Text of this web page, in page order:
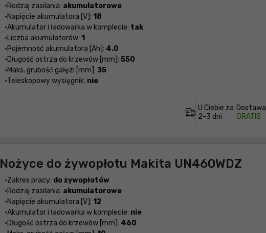
Rodzaj zasilania: akumulatorowe
Napięcie akumulatora [V]: 18
Akumulator i ładowarka w komplecie: tak
Liczba akumulatorów: 1
Pojemność akumulatora [Ah]: 4.0
Długość ostrza do krzewów [mm]: 550
Maks. grubość gałęzi [mm]: 35
Teleskopowy wysięgnik: nie
U Ciebie za
2-3 dni
Dostawa
GRATIS
Nożyce do żywopłotu Makita UN460WDZ
Zakres pracy: do żywopłotów
Rodzaj zasilania: akumulatorowe
Napięcie akumulatora [V]: 12
Akumulator i ładowarka w komplecie: nie
Długość ostrza do krzewów [mm]: 460